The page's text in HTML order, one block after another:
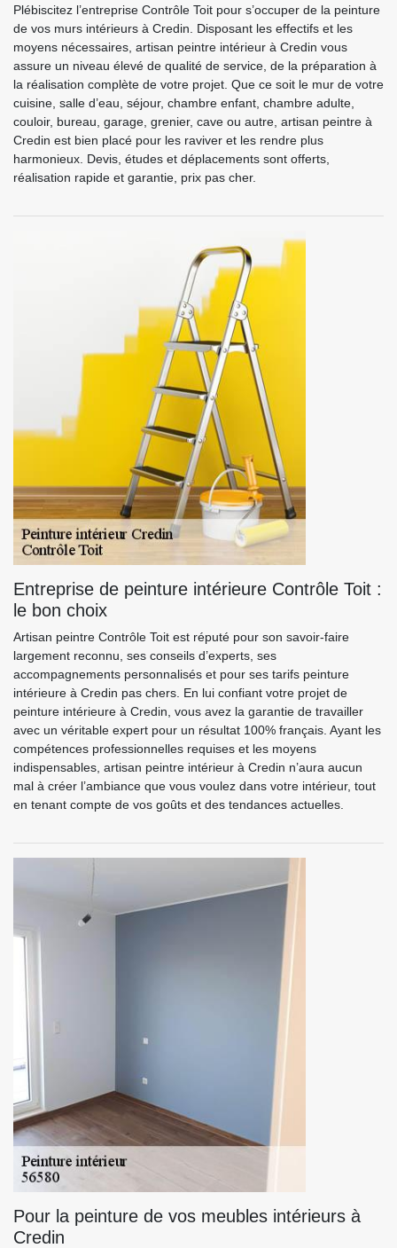
Plébiscitez l’entreprise Contrôle Toit pour s’occuper de la peinture
de vos murs intérieurs à Credin. Disposant les effectifs et les
moyens nécessaires, artisan peintre intérieur à Credin vous
assure un niveau élevé de qualité de service, de la préparation à
la réalisation complète de votre projet. Que ce soit le mur de votre
cuisine, salle d’eau, séjour, chambre enfant, chambre adulte,
couloir, bureau, garage, grenier, cave ou autre, artisan peintre à
Credin est bien placé pour les raviver et les rendre plus
harmonieux. Devis, études et déplacements sont offerts,
réalisation rapide et garantie, prix pas cher.
Entreprise de peinture intérieure Contrôle Toit :
le bon choix
Artisan peintre Contrôle Toit est réputé pour son savoir-faire
largement reconnu, ses conseils d’experts, ses
accompagnements personnalisés et pour ses tarifs peinture
intérieure à Credin pas chers. En lui confiant votre projet de
peinture intérieure à Credin, vous avez la garantie de travailler
avec un véritable expert pour un résultat 100% français. Ayant les
compétences professionnelles requises et les moyens
indispensables, artisan peintre intérieur à Credin n’aura aucun
mal à créer l’ambiance que vous voulez dans votre intérieur, tout
en tenant compte de vos goûts et des tendances actuelles.
Pour la peinture de vos meubles intérieurs à
Credin